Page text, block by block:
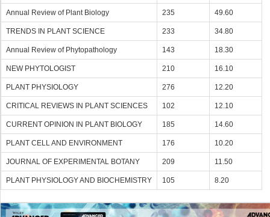
Annual Review of Plant Biology 235 49.60
TRENDS IN PLANT SCIENCE 233 34.80
Annual Review of Phytopathology 143 18.30
NEW PHYTOLOGIST 210 16.10
PLANT PHYSIOLOGY 276 12.20
CRITICAL REVIEWS IN PLANT SCIENCES 102 12.10
CURRENT OPINION IN PLANT BIOLOGY 185 14.60
PLANT CELL AND ENVIRONMENT 176 10.20
JOURNAL OF EXPERIMENTAL BOTANY 209 11.50
PLANT PHYSIOLOGY AND BIOCHEMISTRY 105 8.20